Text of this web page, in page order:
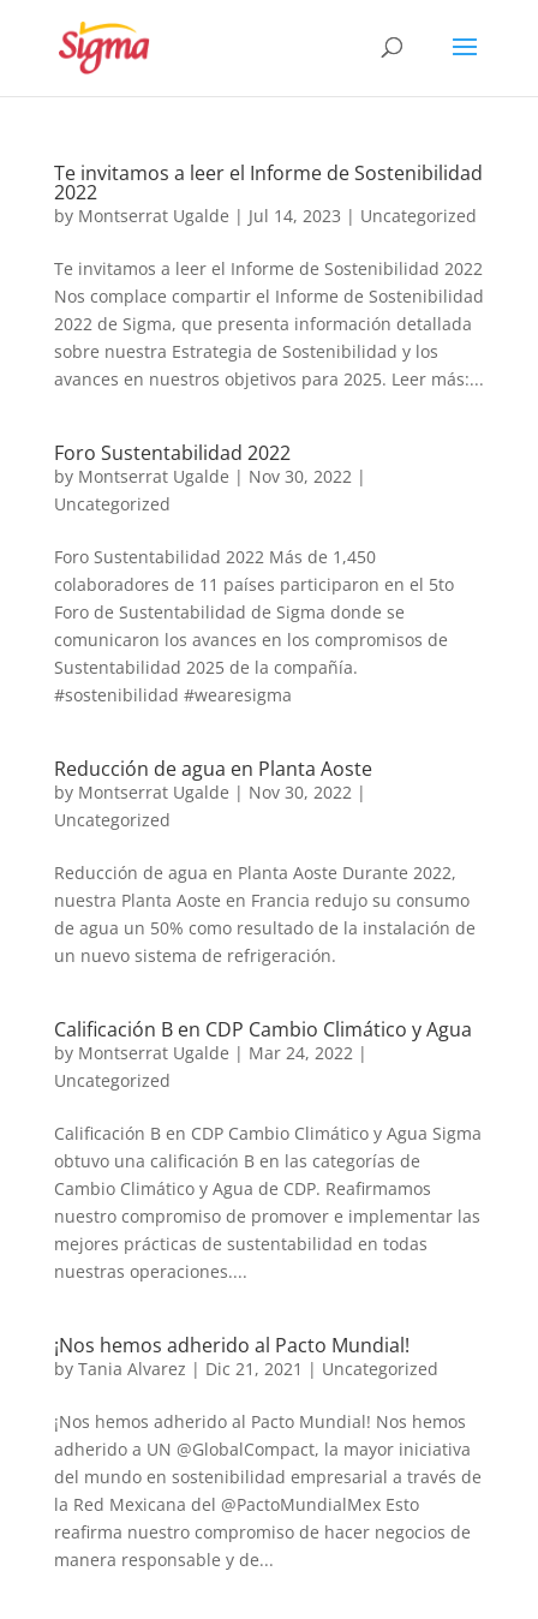
Te invitamos a leer el Informe de Sostenibilidad
2022
by Montserrat Ugalde | Jul 14, 2023 | Uncategorized
Te invitamos a leer el Informe de Sostenibilidad 2022
Nos complace compartir el Informe de Sostenibilidad
2022 de Sigma, que presenta información detallada
sobre nuestra Estrategia de Sostenibilidad y los
avances en nuestros objetivos para 2025. Leer más:...
Foro Sustentabilidad 2022
by Montserrat Ugalde | Nov 30, 2022|
Uncategorized
Foro Sustentabilidad 2022 Más de 1,450
colaboradores de 11 países participaron en el 5to
Foro de Sustentabilidad de Sigma donde se
comunicaron los avances en los compromisos de
Sustentabilidad 2025 de la compañía.
#sostenibilidad #wearesigma
Reducción de agua en Planta Aoste
by Montserrat Ugalde | Nov 30, 2022|
Uncategorized
Reducción de agua en Planta Aoste Durante 2022,
nuestra Planta Aoste en Francia redujo su consumo
de agua un 50% como resultado de la instalación de
un nuevo sistema de refrigeración.
Calificación B en CDP Cambio Climático y Agua
by Montserrat Ugalde | Mar 24, 2022|
Uncategorized
Calificación B en CDP Cambio Climático y Agua Sigma
obtuvo una calificación B en las categorías de
Cambio Climático y Agua de CDP. Reafirmamos
nuestro compromiso de promover e implementar las
mejores prácticas de sustentabilidad en todas
nuestras operaciones....
¡Nos hemos adherido al Pacto Mundial!
by Tania Alvarez | Dic 21, 2021 | Uncategorized
¡Nos hemos adherido al Pacto Mundial! Nos hemos
adherido a UN @GlobalCompact, la mayor iniciativa
del mundo en sostenibilidad empresarial a través de
la Red Mexicana del @PactoMundialMex Esto
reafirma nuestro compromiso de hacer negocios de
manera responsable y de...